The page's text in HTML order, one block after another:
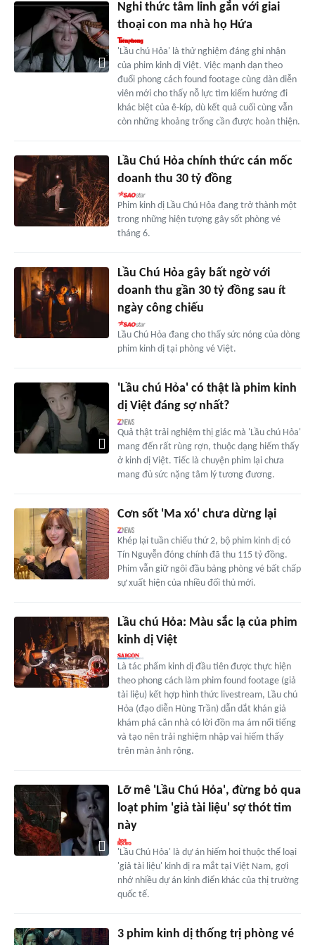
Nghi thức tâm linh gắn với giai
thoại con ma nhà họ Hứa
'Lầu chú Hỏa' là thử nghiệm đáng ghi nhận
của phim kinh dị Việt. Việc mạnh dạn theo
đuổi phong cách found footage cùng dàn diễn
viên mới cho thấy nỗ lực tìm kiếm hướng đi
khác biệt của ê-kíp, dù kết quả cuối cùng vẫn
còn những khoảng trống cần được hoàn thiện.
Lầu Chú Hỏa chính thức cán mốc
doanh thu 30 tỷ đồng
Phim kinh dị Lầu Chú Hỏa đang trở thành một
trong những hiện tượng gây sốt phòng vé
tháng 6.
Lầu Chú Hỏa gây bất ngờ với
doanh thu gần 30 tỷ đồng sau ít
ngày công chiếu
Lầu Chú Hỏa đang cho thấy sức nóng của dòng
phim kinh dị tại phòng vé Việt.
'Lầu chú Hỏa' có thật là phim kinh
dị Việt đáng sợ nhất?
Quả thật trải nghiệm thị giác mà 'Lầu chú Hỏa'
mang đến rất rùng rợn, thuộc dạng hiếm thấy
ở kinh dị Việt. Tiếc là chuyện phim lại chưa
mang đủ sức nặng tâm lý tương đương.
Cơn sốt 'Ma xó' chưa dừng lại
Khép lại tuần chiếu thứ 2, bộ phim kinh dị có
Tín Nguyễn đóng chính đã thu 115 tỷ đồng.
Phim vẫn giữ ngôi đầu bảng phòng vé bất chấp
sự xuất hiện của nhiều đối thủ mới.
Lầu chú Hỏa: Màu sắc lạ của phim
kinh dị Việt
Là tác phẩm kinh dị đầu tiên được thực hiện
theo phong cách làm phim found footage (giả
tài liệu) kết hợp hình thức livestream, Lầu chú
Hỏa (đạo diễn Hùng Trần) dẫn dắt khán giả
khám phá căn nhà có lời đồn ma ám nổi tiếng
và tạo nên trải nghiệm nhập vai hiếm thấy
trên màn ảnh rộng.
Lỡ mê 'Lầu Chú Hỏa', đừng bỏ qua
loạt phim 'giả tài liệu' sợ thót tim
này
'Lầu Chú Hỏa' là dự án hiếm hoi thuộc thể loại
'giả tài liệu' kinh dị ra mắt tại Việt Nam, gợi
nhớ nhiều dự án kinh điển khác của thị trường
quốc tế.
3 phim kinh dị thống trị phòng vé